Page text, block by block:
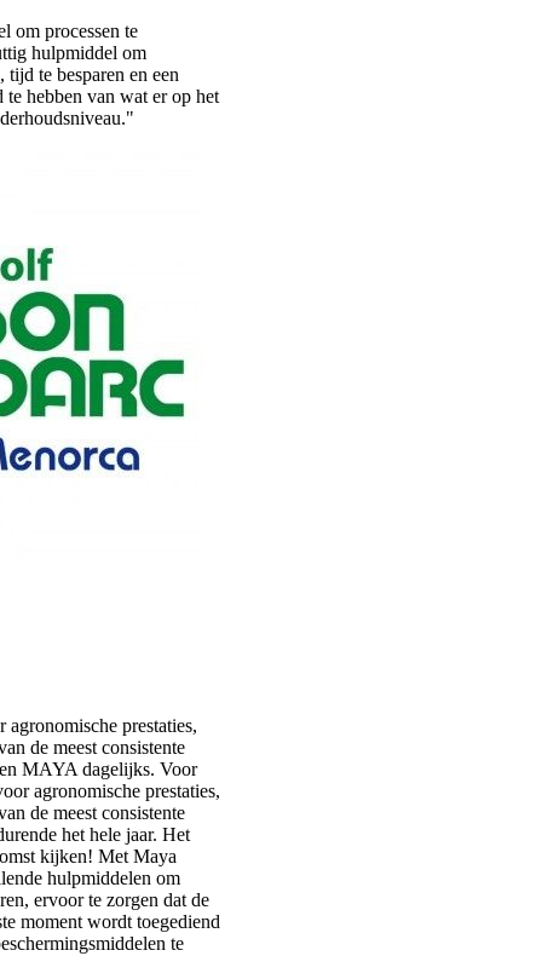
om processen te
hulpmiddel om
tijd te besparen en een
hebben van wat er op het
prestaties,
de meest consistente
MAYA dagelijks. Voor
agronomische prestaties,
de meest consistente
het hele jaar. Het
kijken! Met Maya
hulpmiddelen om
ervoor te zorgen dat de
moment wordt toegediend
te